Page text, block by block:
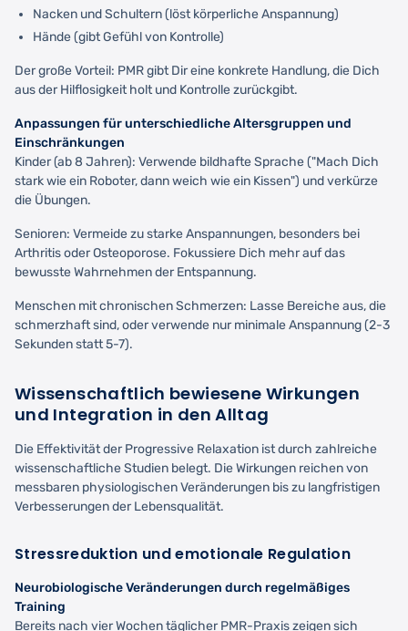
Nacken und Schultern (löst körperliche Anspannung)
Hände (gibt Gefühl von Kontrolle)
Der große Vorteil: PMR gibt Dir eine konkrete Handlung, die Dich
aus der Hilflosigkeit holt und Kontrolle zurückgibt.
Anpassungen für unterschiedliche Altersgruppen und
Einschränkungen
Kinder (ab 8 Jahren): Verwende bildhafte Sprache ("Mach Dich
stark wie ein Roboter, dann weich wie ein Kissen") und verkürze
die Übungen.
Senioren: Vermeide zu starke Anspannungen, besonders bei
Arthritis oder Osteoporose. Fokussiere Dich mehr auf das
bewusste Wahrnehmen der Entspannung.
Menschen mit chronischen Schmerzen: Lasse Bereiche aus, die
schmerzhaft sind, oder verwende nur minimale Anspannung (2-3
Sekunden statt 5-7).
Wissenschaftlich bewiesene Wirkungen
und Integration in den Alltag
Die Effektivität der Progressive Relaxation ist durch zahlreiche
wissenschaftliche Studien belegt. Die Wirkungen reichen von
messbaren physiologischen Veränderungen bis zu langfristigen
Verbesserungen der Lebensqualität.
Stressreduktion und emotionale Regulation
Neurobiologische Veränderungen durch regelmäßiges
Training
Bereits nach vier Wochen täglicher PMR-Praxis zeigen sich